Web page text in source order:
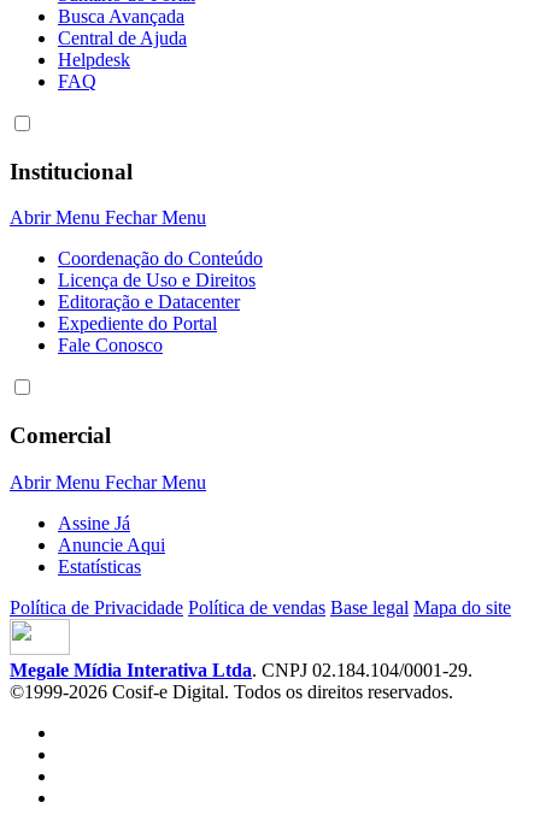
Busca Avançada
Central de Ajuda
Helpdesk
FAQ
Institucional
Abrir Menu Fechar Menu
Coordenação do Conteúdo
Licença de Uso e Direitos
Editoração e Datacenter
Expediente do Portal
Fale Conosco
Comercial
Abrir Menu Fechar Menu
Assine Já
Anuncie Aqui
Estatísticas
Política de Privacidade Política de vendas Base legal Mapa do site
Megale Mídia Interativa Ltda. CNPJ 02.184.104/0001-29.
©1999-2026 Cosif-e Digital. Todos os direitos reservados.